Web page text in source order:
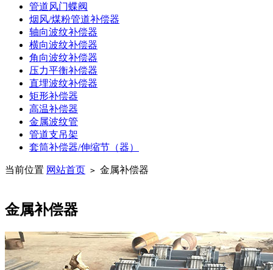
管道风门蝶阀
烟风/煤粉管道补偿器
轴向波纹补偿器
横向波纹补偿器
角向波纹补偿器
压力平衡补偿器
直埋波纹补偿器
矩形补偿器
高温补偿器
金属波纹管
管道支吊架
套筒补偿器/伸缩节（器）
当前位置 网站首页 > 金属补偿器
金属补偿器